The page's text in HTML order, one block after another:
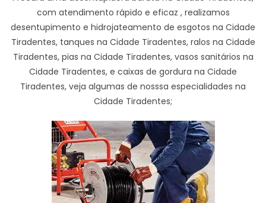
com atendimento rápido e eficaz , realizamos
desentupimento e hidrojateamento de esgotos na Cidade
Tiradentes, tanques na Cidade Tiradentes, ralos na Cidade
Tiradentes, pias na Cidade Tiradentes, vasos sanitários na
Cidade Tiradentes, e caixas de gordura na Cidade
Tiradentes, veja algumas de nosssa especialidades na
Cidade Tiradentes;